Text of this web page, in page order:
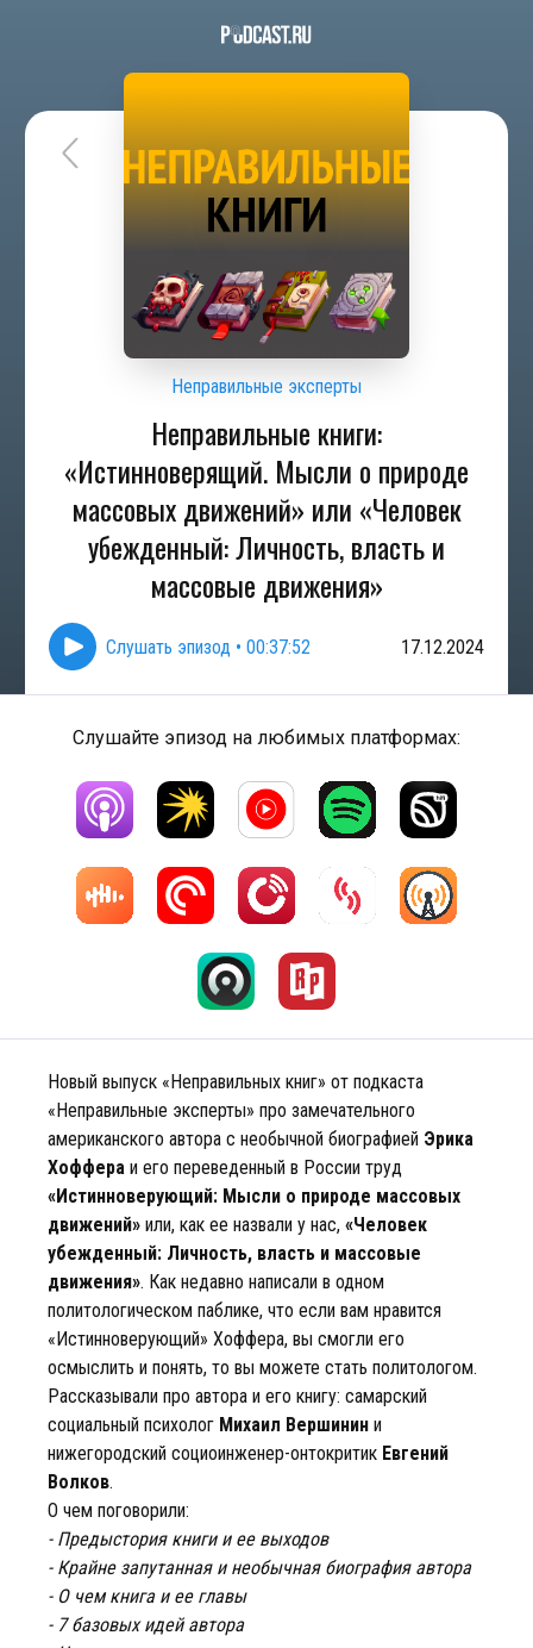
Неправильные эксперты
Неправильные книги:
«Истинноверящий. Мысли о природе
массовых движений» или «Человек
убежденный: Личность, власть и
массовые движения»
Слушать эпизод • 00:37:52 17.12.2024
Слушайте эпизод на любимых платформах:
Новый выпуск «Неправильных книг» от подкаста
«Неправильные эксперты» про замечательного
американского автора с необычной биографией Эрика
Хоффера и его переведенный в России труд
«Истинноверующий: Мысли о природе массовых
движений» или, как ее назвали у нас, «Человек
убежденный: Личность, власть и массовые
движения». Как недавно написали в одном
политологическом паблике, что если вам нравится
«Истинноверующий» Хоффера, вы смогли его
осмыслить и понять, то вы можете стать политологом.
Рассказывали про автора и его книгу: самарский
социальный психолог Михаил Вершинин и
нижегородский социоинженер-онтокритик Евгений
Волков.
О чем поговорили:
- Предыстория книги и ее выходов
- Крайне запутанная и необычная биография автора
- О чем книга и ее главы
- 7 базовых идей автора